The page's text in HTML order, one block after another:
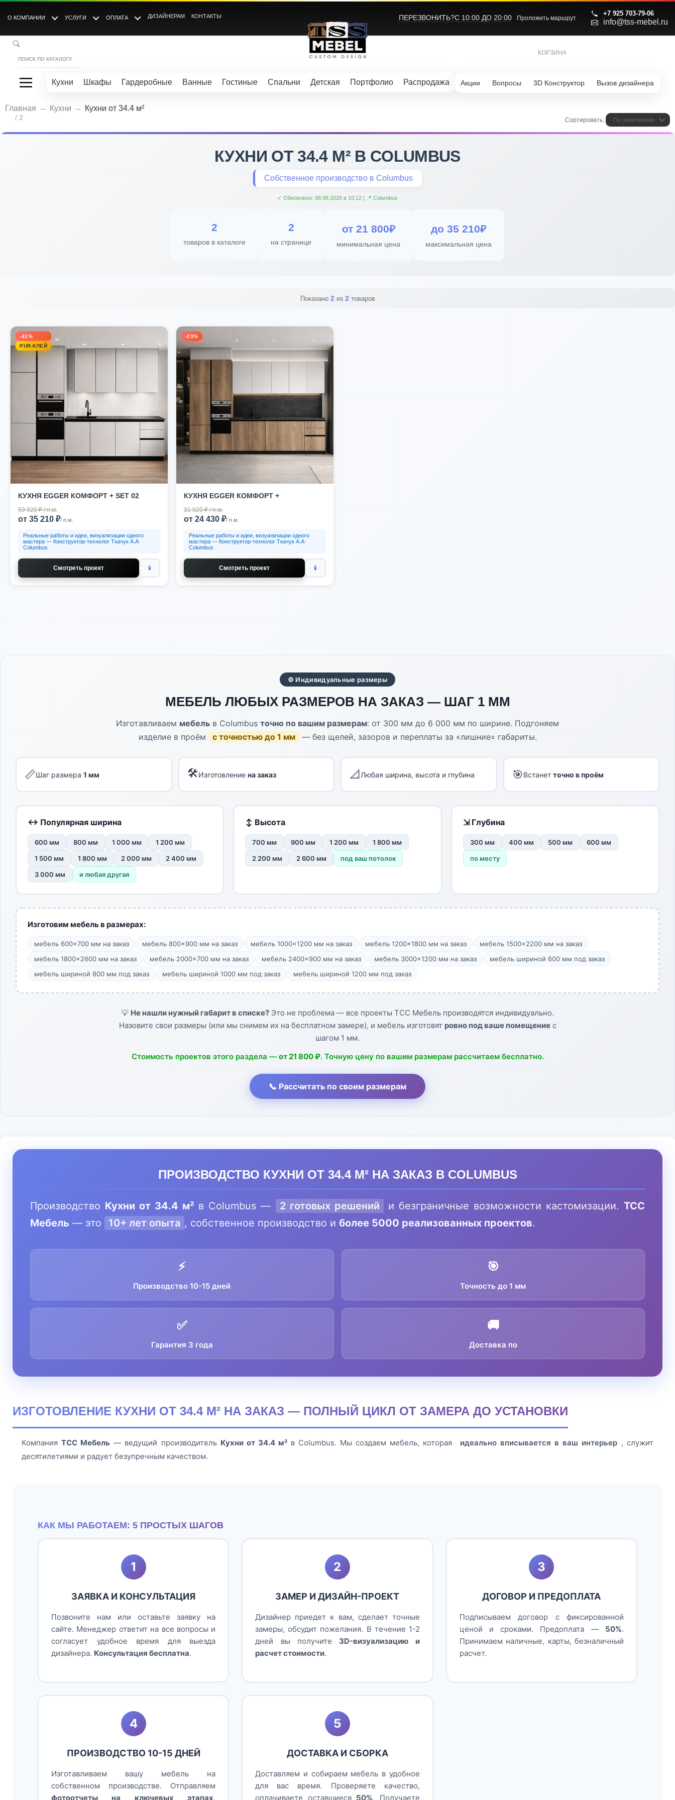
О КОМПАНИИ УСЛУГИ ОПЛАТА ДИЗАЙНЕРАМ КОНТАКТЫ ПЕРЕЗВОНИТЬ?С 10:00 ДО 20:00 Проложить маршрут
+7 925 703-79-06
info@tss-mebel.ru
КОРЗИНА
Кухни Шкафы Гардеробные Ванные Гостиные Спальни Детская Портфолио Распродажа Акции Вопросы 3D Конструктор Вызов дизайнера
Главная Кухни Кухни от 34.4 м²
Сортировать: По умолчанию
/ 2
КУХНИ ОТ 34.4 М² В COLUMBUS
Собственное производство в Columbus
✓ Обновлено: 08.08.2026 в 10:12 | 📍 Columbus
2
товаров в каталоге
2
на странице
от 21 800₽
минимальная цена
до 35 210₽
максимальная цена
Показано 2из 2товаров
-41%
PUR-КЛЕЙ
КУХНЯ EGGER КОМФОРТ + SET 02
59 920 ₽ / п.м.
от 35 210 ₽/ п.м.
Реальные работы и идеи, визуализации одного
мастера — Конструктор-технолог Ткачук А.А·
Columbus
Смотреть проект 📱
-23%
КУХНЯ EGGER КОМФОРТ +
31 920 ₽ / п.м.
от 24 430 ₽/ п.м.
Реальные работы и идеи, визуализации одного
мастера — Конструктор-технолог Ткачук А.А·
Columbus
Смотреть проект 📱
⚙ Индивидуальные размеры
МЕБЕЛЬ ЛЮБЫХ РАЗМЕРОВ НА ЗАКАЗ — ШАГ 1 ММ
Изготавливаем мебель в Columbus точно по вашим размерам: от 300 мм до 6 000 мм по ширине. Подгоняем
изделие в проём
с точностью до 1 мм — без щелей, зазоров и переплаты за «лишние» габариты.
📏Шаг размера 1 мм 🛠Изготовление на заказ 📐 Любая ширина, высота и глубина 🎯Встанет точно в проём
↔ Популярная ширина
600 мм 800 мм 1 000 мм
1 200 мм
1 500 мм
1 800 мм 2 000 мм
2 400 мм
3 000 мм
и любая другая
↕ Высота
700 мм 900 мм 1 200 мм
1 800 мм
2 200 мм
2 600 мм под ваш потолок
⇲ Глубина
300 мм 400 мм 500 мм
600 мм
по месту
Изготовим мебель в размерах:
мебель 600×700 мм на заказ мебель 800×900 мм на заказ мебель 1000×1200 мм на заказ мебель 1200×1800 мм на заказ
мебель 1500×2200 мм на заказ
мебель 1800×2600 мм на заказ
мебель 2000×700 мм на заказ мебель 2400×900 мм на заказ мебель 3000×1200 мм на заказ
мебель шириной 600 мм под заказ
мебель шириной 800 мм под заказ
мебель шириной 1000 мм под заказ мебель шириной 1200 мм под заказ
💡 Не нашли нужный габарит в списке? Это не проблема — все проекты ТСС Мебель производятся индивидуально.
Назовите свои размеры (или мы снимем их на бесплатном замере), и мебель изготовят ровно под ваше помещениес
шагом 1 мм.
Стоимость проектов этого раздела — от 21 800 ₽. Точную цену по вашим размерам рассчитаем бесплатно.
📞 Рассчитать по своим размерам
ПРОИЗВОДСТВО КУХНИ ОТ 34.4 М² НА ЗАКАЗ В COLUMBUS
Производство Кухни от 34.4 м² в Columbus — 2 готовых решений и безграничные возможности кастомизации.ТСС
Мебель — это 10+ лет опыта , собственное производство и более 5000 реализованных проектов.
⚡
Производство 10-15 дней
🎯
Точность до 1 мм
✅
Гарантия 3 года
🚚
Доставка по
ИЗГОТОВЛЕНИЕ КУХНИ ОТ 34.4 М² НА ЗАКАЗ — ПОЛНЫЙ ЦИКЛ ОТ ЗАМЕРА ДО УСТАНОВКИ
КомпанияТСС Мебель — ведущий производитель Кухни от 34.4 м²в Columbus. Мы создаем мебель, которая идеально вписывается в ваш интерьер , служит
десятилетиями и радует безупречным качеством.
КАК МЫ РАБОТАЕМ: 5 ПРОСТЫХ ШАГОВ
1
ЗАЯВКА И КОНСУЛЬТАЦИЯ
Позвоните нам или оставьте заявку на
сайте. Менеджер ответит на все вопросы и
согласует удобное время для выезда
дизайнера. Консультация бесплатна.
2
ЗАМЕР И ДИЗАЙН-ПРОЕКТ
Дизайнер приедет к вам, сделает точные
замеры, обсудит пожелания. В течение 1-2
дней вы получите 3D-визуализацию и
расчет стоимости.
3
ДОГОВОР И ПРЕДОПЛАТА
Подписываем договор с фиксированной
ценой и сроками. Предоплата — 50%.
Принимаем наличные, карты, безналичный
расчет.
4
ПРОИЗВОДСТВО 10-15 ДНЕЙ
Изготавливаем вашу мебель на
собственном производстве. Отправляем
фотоотчеты на ключевых этапах.
5
ДОСТАВКА И СБОРКА
Доставляем и собираем мебель в удобное
для вас время. Проверяете качество,
оплачиваете оставшиеся 50%. Получаете